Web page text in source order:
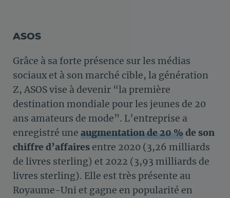
ASOS
Grâce à sa forte présence sur les médias
sociaux et à son marché cible, la génération
Z, ASOS vise à devenir “la première
destination mondiale pour les jeunes de 20
ans amateurs de mode”. L’entreprise a
enregistré une augmentation de 20 %de son
chiffre d’affaires entre 2020 (3,26 milliards
de livres sterling) et 2022 (3,93 milliards de
livres sterling). Elle est très présente au
Royaume-Uni et gagne en popularité en